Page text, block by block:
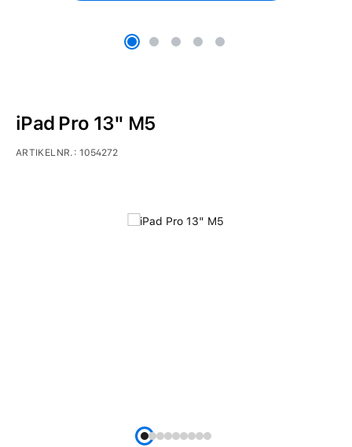
Bildergalerie überspringen
iPad Pro 13" M5
ARTIKELNR.:1054272